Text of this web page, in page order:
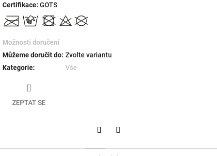
Certifikace: GOTS
Možnosti doručení
Můžeme doručit do: Zvolte variantu
Kategorie: Vše
ZEPTAT SE